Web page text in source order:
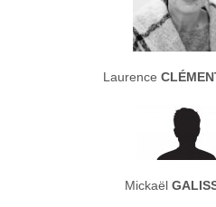
Laurence
Mickaël